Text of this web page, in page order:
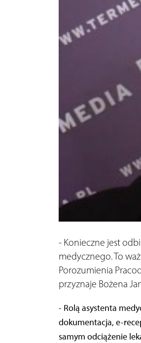
- Konieczne jest
medycznego. To
Porozumienia
przyznaje Bożena
- Rolą asystenta
dokumentacja, e-
samym odciążenie